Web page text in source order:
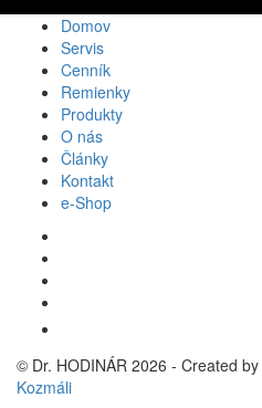
Domov
Servis
Cenník
Remienky
Produkty
O nás
Články
Kontakt
e-Shop
© Dr. HODINÁR 2026 - Created by
Kozmáli